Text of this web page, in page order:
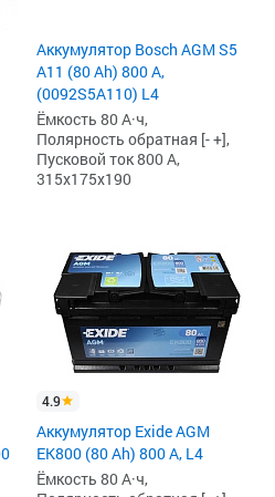
Аккумулятор Bosch AGM S5
A11 (80 Ah) 800 А,
(0092S5A110) L4
Ёмкость 80 А·ч,
Полярность обратная [- +],
Пусковой ток 800 А,
315x175x190
4.9
Аккумулятор Exide AGM
EK800 (80 Ah) 800 А, L4
Ёмкость 80 А·ч,